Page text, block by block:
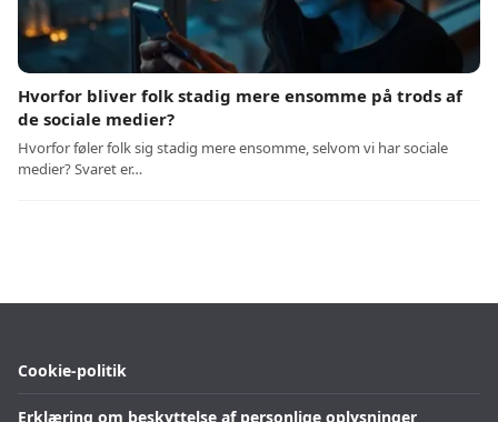
Hvorfor bliver folk stadig mere ensomme på trods af
de sociale medier?
Hvorfor føler folk sig stadig mere ensomme, selvom vi har sociale
medier? Svaret er…
Cookie-politik
Erklæring om beskyttelse af personlige oplysninger